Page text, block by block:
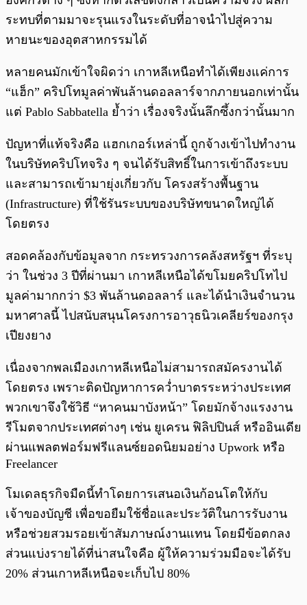
ระทบที่ตามมาจะรุนแรงในระดับที่อาจนำไปสู่ความ
หายนะของอุตสาหกรรมได้
หลายคนมักเข้าใจผิดว่า เกาหลีเหนือทำได้เพียงแค่การ
“แฮ็ก” คริปโทมูลค่าพันล้านดอลลาร์จากภายนอกเท่านั้น
แต่ Pablo Sabbatella ย้ำว่า เรื่องจริงนั้นลึกซึ้งกว่านั้นมาก
ปัญหาที่แท้จริงคือ แฮกเกอร์เหล่านี้ ถูกจ้างเข้าไปทำงาน
ในบริษัทคริปโทจริง ๆ จนได้รับสิทธิ์ในการเข้าถึงระบบ
และสามารถเข้ามายุ่งเกี่ยวกับ โครงสร้างพื้นฐาน
(Infrastructure) ที่ใช้รันระบบของบริษัทขนาดใหญ่ได้
โดยตรง
สอดคล้องกับข้อมูลจาก กระทรวงการคลังสหรัฐฯ ที่ระบุ
ว่า ในช่วง 3 ปีที่ผ่านมา เกาหลีเหนือได้ขโมยคริปโทไป
มูลค่ามากกว่า $3 พันล้านดอลลาร์ และได้นำเงินจำนวน
มหาศาลนี้ ไปสนับสนุนโครงการอาวุธนิวเคลียร์ของกรุง
เปียงยาง
เนื่องจากพลเมืองเกาหลีเหนือไม่สามารถสมัครงานได้
โดยตรง เพราะติดปัญหาการคว่ำบาตรระหว่างประเทศ
พวกเขาจึงใช้วิธี “หาคนมาบังหน้า” โดยมักจ้างแรงงาน
รีโมตจากประเทศต่างๆ เช่น ยูเครน ฟิลิปปินส์ หรืออินเดีย
ผ่านแพลตฟอร์มฟรีแลนซ์ยอดนิยมอย่าง Upwork หรือ
Freelancer
โมเดลธุรกิจมืดนี้ทำโดยการเสนอเงินก้อนโตให้กับ
เจ้าของบัญชี เพื่อขอยืมใช้ชื่อและประวัติในการรับงาน
หรือช่วยสวมรอยเข้าสัมภาษณ์งานแทน โดยมีข้อตกลง
ส่วนแบ่งรายได้ที่น่าสนใจคือ ผู้ให้ความร่วมมือจะได้รับ
20% ส่วนเกาหลีเหนือจะเก็บไป 80%